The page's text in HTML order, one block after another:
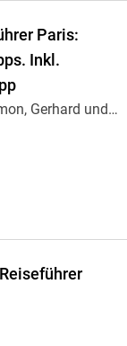
Paris:
Inkl.
Gerhard und